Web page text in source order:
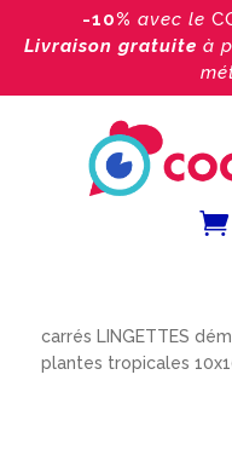
-10% avec le
Livraison gratuite à
carrés LINGETTES
plantes tropicales